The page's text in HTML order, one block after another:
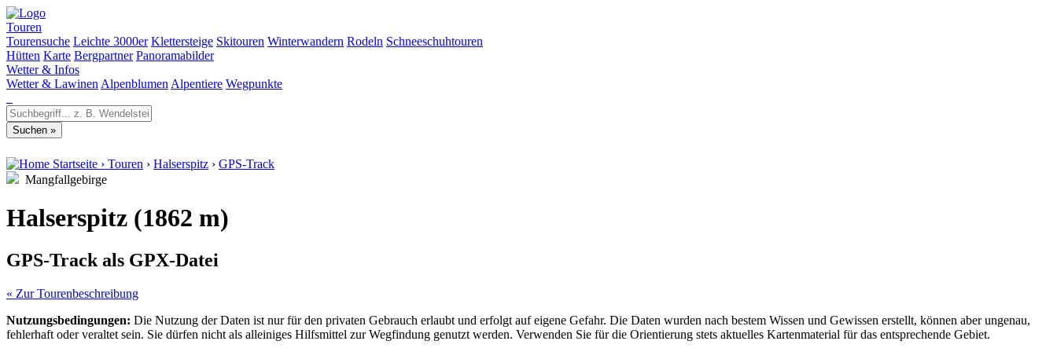
Touren
Tourensuche Leichte 3000er Klettersteige Skitouren Winterwandern Rodeln Schneeschuhtouren
Hütten Karte Bergpartner Panoramabilder
Wetter & Infos
Wetter & Lawinen Alpenblumen Alpentiere Wegpunkte
Startseite › Touren › Halserspitz › GPS-Track
Mangfallgebirge
Halserspitz (1862 m)
GPS-Track als GPX-Datei
« Zur Tourenbeschreibung
Nutzungsbedingungen: Die Nutzung der Daten ist nur für den privaten Gebrauch erlaubt und erfolgt auf eigene Gefahr. Die Daten wurden nach bestem Wissen und Gewissen erstellt, können aber ungenau,
fehlerhaft oder veraltet sein. Sie dürfen nicht als alleiniges Hilfsmittel zur Wegfindung genutzt werden. Verwenden Sie für die Orientierung stets aktuelles Kartenmaterial für das entsprechende Gebiet.